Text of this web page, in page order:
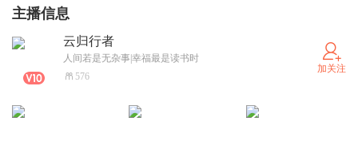
主播信息
云归行者
人间若是无杂事|幸福最是读书时
576
加关注